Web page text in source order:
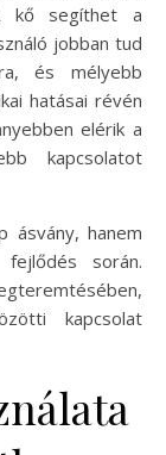
kő segíthet a
jobban tud
és mélyebb
hatásai révén
elérik a
kapcsolatot
ásvány, hanem
során.
kapcsolat